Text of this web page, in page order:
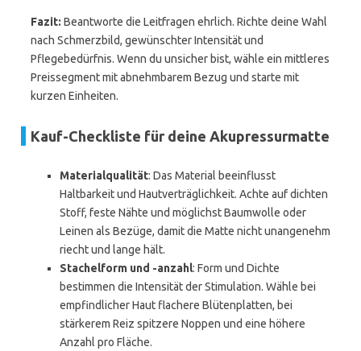
Fazit: Beantworte die Leitfragen ehrlich. Richte deine Wahl
nach Schmerzbild, gewünschter Intensität und
Pflegebedürfnis. Wenn du unsicher bist, wähle ein mittleres
Preissegment mit abnehmbarem Bezug und starte mit
kurzen Einheiten.
Kauf-Checkliste für deine Akupressurmatte
Materialqualität: Das Material beeinflusst
Haltbarkeit und Hautverträglichkeit. Achte auf dichten
Stoff, feste Nähte und möglichst Baumwolle oder
Leinen als Bezüge, damit die Matte nicht unangenehm
riecht und lange hält.
Stachelform und -anzahl: Form und Dichte
bestimmen die Intensität der Stimulation. Wähle bei
empfindlicher Haut flachere Blütenplatten, bei
stärkerem Reiz spitzere Noppen und eine höhere
Anzahl pro Fläche.